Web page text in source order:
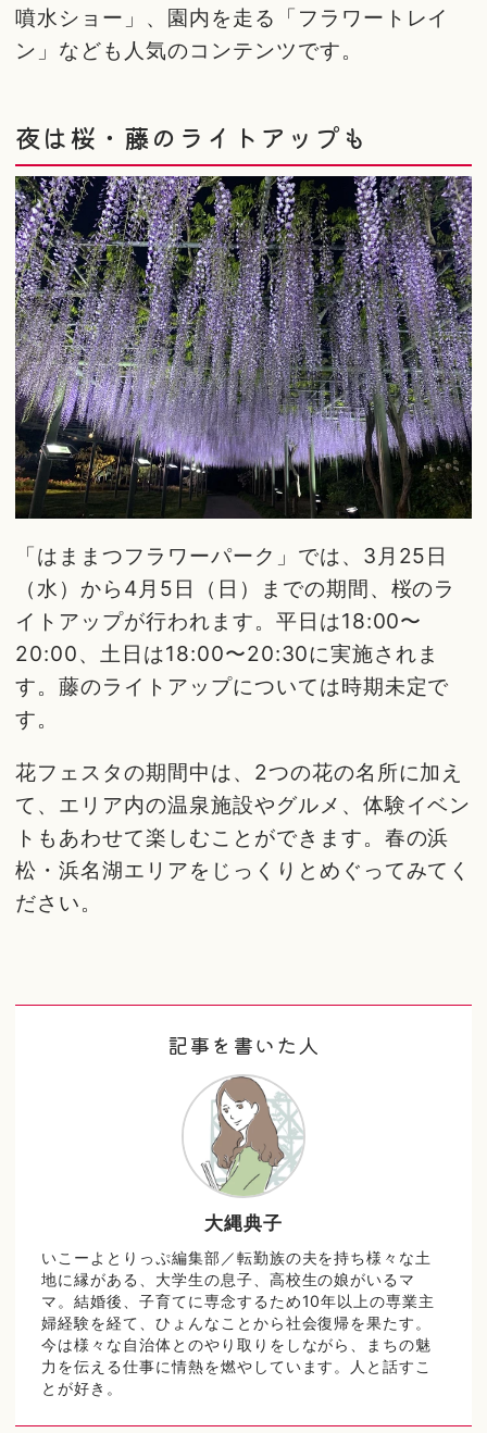
噴水ショー」、園内を走る「フラワートレイ
ン」なども人気のコンテンツです。
夜は桜・藤のライトアップも
「はままつフラワーパーク」では、3月25日
（水）から4月5日（日）までの期間、桜のラ
イトアップが行われます。平日は18:00〜
20:00、土日は18:00〜20:30に実施されま
す。藤のライトアップについては時期未定で
す。
花フェスタの期間中は、2つの花の名所に加え
て、エリア内の温泉施設やグルメ、体験イベン
トもあわせて楽しむことができます。春の浜
松・浜名湖エリアをじっくりとめぐってみてく
ださい。
記事を書いた人
大縄典子
いこーよとりっぷ編集部／転勤族の夫を持ち様々な土
地に縁がある、大学生の息子、高校生の娘がいるマ
マ。結婚後、子育てに専念するため10年以上の専業主
婦経験を経て、ひょんなことから社会復帰を果たす。
今は様々な自治体とのやり取りをしながら、まちの魅
力を伝える仕事に情熱を燃やしています。人と話すこ
とが好き。